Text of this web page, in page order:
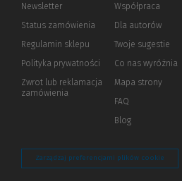
Newsletter
Status zamówienia
Regulamin sklepu
Polityka prywatności (Nowe
(Link
innej
Zwrot lub reklamacja
zamówienia
Współpraca
Dla autorów(Nowe
(Link
innej
Twoje sugestie
Co nas wyróżnia
Mapa strony
FAQ
Blog
Zarządzaj preferencjami plików cookie